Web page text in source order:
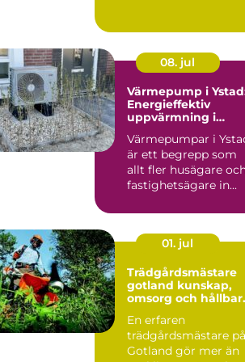
08. jul
Värmepump i
Energieffektiv
uppvärmning i
Värmepumpar i
är ett begrepp som
allt fler husägare
fastighetsägare in...
01. jul
Trädgårdsmästare
gotland kunskap,
omsorg och hållbar
En erfaren
trädgårdsmästare på
Gotland gör mer än